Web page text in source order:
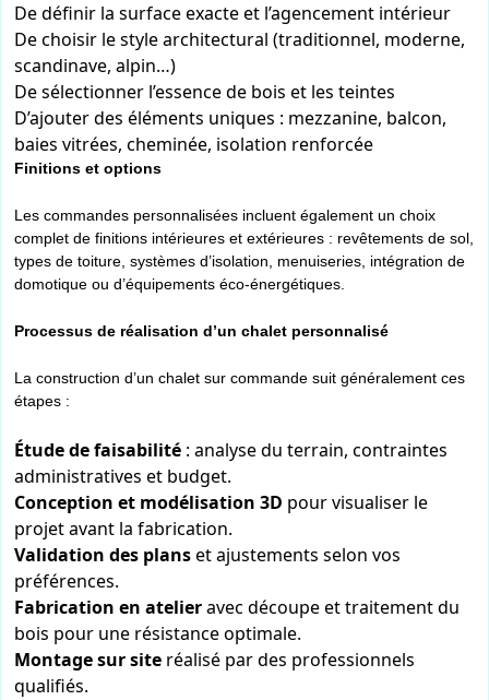
De définir la surface exacte et l’agencement intérieur
De choisir le style architectural (traditionnel, moderne,
scandinave, alpin…)
De sélectionner l’essence de bois et les teintes
D’ajouter des éléments uniques : mezzanine, balcon,
baies vitrées, cheminée, isolation renforcée
Finitions et options
Les commandes personnalisées incluent également un choix
complet de finitions intérieures et extérieures : revêtements de sol,
types de toiture, systèmes d’isolation, menuiseries, intégration de
domotique ou d’équipements éco-énergétiques.
Processus de réalisation d’un chalet personnalisé
La construction d’un chalet sur commande suit généralement ces
étapes :
Étude de faisabilité : analyse du terrain, contraintes
administratives et budget.
Conception et modélisation 3D pour visualiser le
projet avant la fabrication.
Validation des planset ajustements selon vos
préférences.
Fabrication en atelieravec découpe et traitement du
bois pour une résistance optimale.
Montage sur site réalisé par des professionnels
qualifiés.